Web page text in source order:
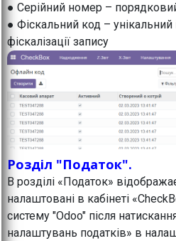
● Серійний номер –
● Фіскальний код – унікальний
фіскалізації запису
Розділ "Податок".
В розділі «Податок»
налаштовані в кабінеті
систему "Odoo" після
налаштувань податків» в